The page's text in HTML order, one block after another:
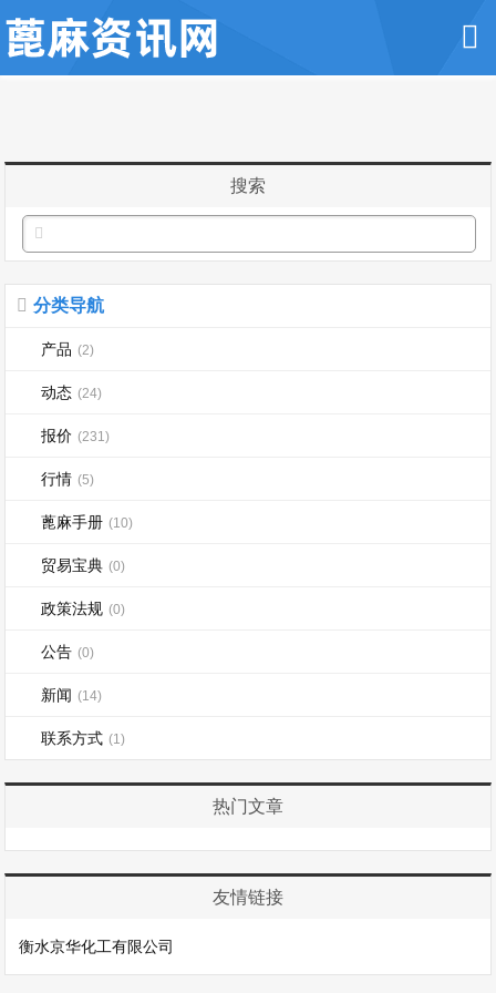
搜索
分类导航
产品 (2)
动态 (24)
报价 (231)
行情 (5)
蓖麻手册 (10)
贸易宝典 (0)
政策法规 (0)
公告 (0)
新闻 (14)
联系方式 (1)
热门文章
友情链接
衡水京华化工有限公司